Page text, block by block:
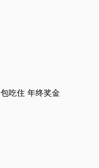
包吃住 年终奖金